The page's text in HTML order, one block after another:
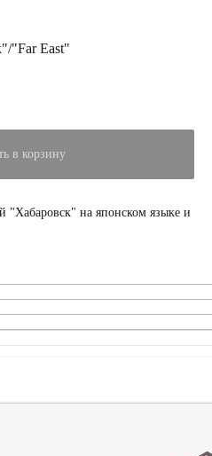
"Far East"
в корзину
"Хабаровск" на японском языке и